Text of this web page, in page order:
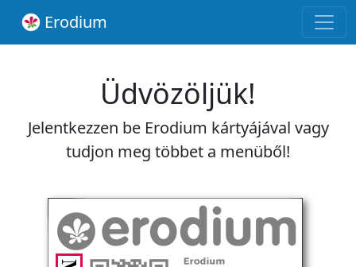
Erodium
Üdvözöljük!
Jelentkezzen be Erodium kártyájával vagy
tudjon meg többet a menüből!